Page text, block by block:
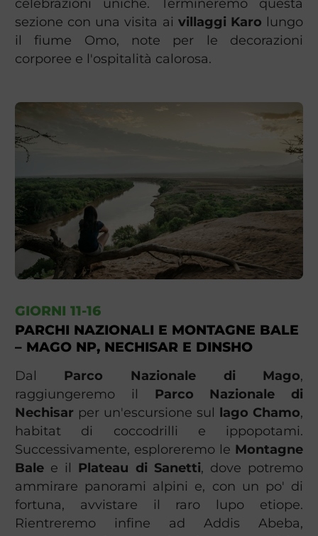
celebrazioni uniche. Termineremo questa
sezione con una visita ai villaggi Karo lungo
il fiume Omo, note per le decorazioni
corporee e l'ospitalità calorosa.
GIORNI 11-16
PARCHI NAZIONALI E MONTAGNE BALE
– MAGO NP, NECHISAR E DINSHO
Dal Parco Nazionale di Mago,
raggiungeremo il Parco Nazionale di
Nechisar per un'escursione sul lago Chamo,
habitat di coccodrilli e ippopotami.
Successivamente, esploreremo le Montagne
Balee il Plateau di Sanetti, dove potremo
ammirare panorami alpini e, con un po' di
fortuna, avvistare il raro lupo etiope.
Rientreremo infine ad Addis Abeba,